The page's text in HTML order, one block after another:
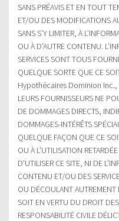
SANS PRÉAVIS ET EN TOUT
ET/OU DES MODIFICATIONS
SANS S’Y LIMITER, À
OU À D’AUTRE CONTENU.
SERVICES SONT TOUS
QUELQUE SORTE QUE CE
Hypothécaires Dominion Inc.,
LEURS FOURNISSEURS NE
DE DOMMAGES DIRECTS,
DOMMAGES-INTÉRÊTS
QUELQUE FAÇON QUE CE
OU À L’UTILISATION
D’UTILISER CE SITE, NI DE
CONTENU ET/OU DES
OU DÉCOULANT AUTREMENT
SOIT EN VERTU DU DROIT
RESPONSABILITÉ CIVILE